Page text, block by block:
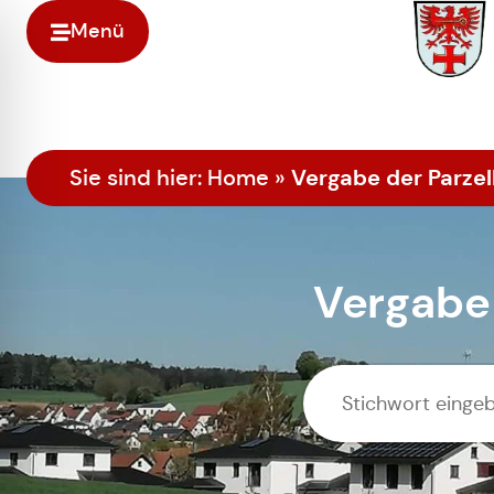
Menü
Sie sind hier: Home » Vergabe der